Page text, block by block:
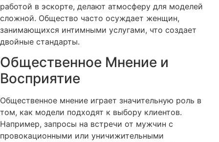
работой в эскорте, делают атмосферу для моделей
сложной. Общество часто осуждает женщин,
занимающихся интимными услугами, что создает
двойные стандарты.
Общественное Мнение и
Восприятие
Общественное мнение играет значительную роль в
том, как модели подходят к выбору клиентов.
Например, запросы на встречи от мужчин с
провокационными или уничижительными